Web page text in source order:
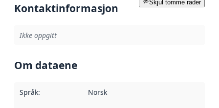
Skjul tomme rader
Kontaktinformasjon
Ikke oppgitt
Om dataene
Språk: Norsk